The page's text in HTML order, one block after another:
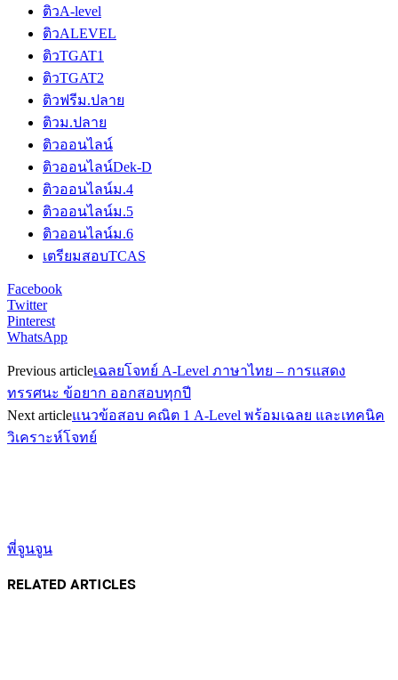
ติวA-level
ติวALEVEL
ติวTGAT1
ติวTGAT2
ติวฟรีม.ปลาย
ติวม.ปลาย
ติวออนไลน์
ติวออนไลน์Dek-D
ติวออนไลน์ม.4
ติวออนไลน์ม.5
ติวออนไลน์ม.6
เตรียมสอบTCAS
Facebook
Twitter
Pinterest
WhatsApp
Previous articleเฉลยโจทย์ A-Level ภาษาไทย – การแสดง
ทรรศนะ ข้อยาก ออกสอบทุกปี
Next articleแนวข้อสอบ คณิต 1 A-Level พร้อมเฉลย และเทคนิค
วิเคราะห์โจทย์
พี่จูนจูน
RELATED ARTICLES